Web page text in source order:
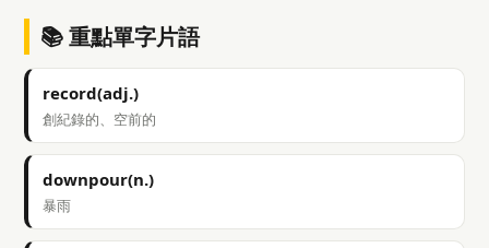
📚 重點單字片語
record(adj.)
創紀錄的、空前的
downpour(n.)
暴雨